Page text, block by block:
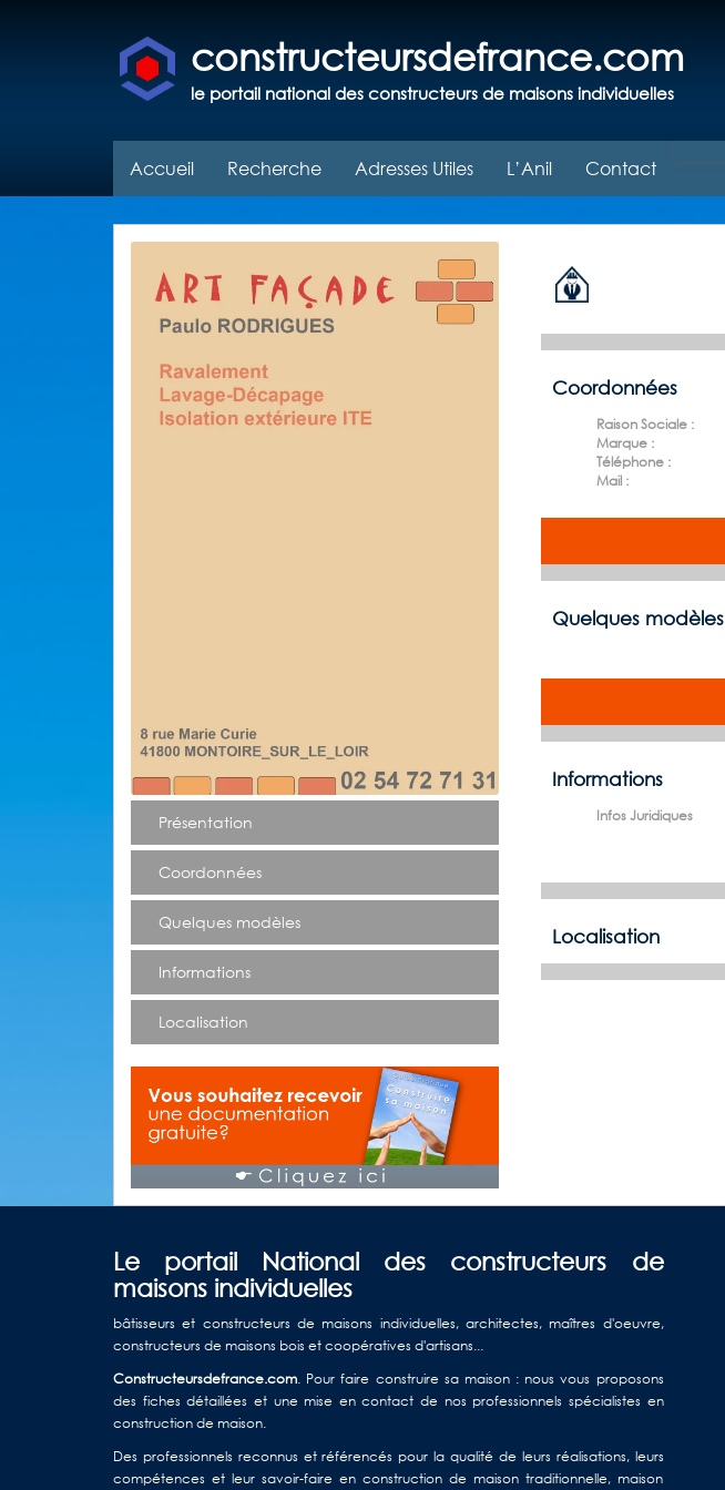
constructeursdefrance.com
le portail national des constructeurs de maisons individuelles
Accueil Recherche Adresses Utiles L’Anil Contact
Présentation
Coordonnées
Quelques modèles
Informations
Localisation
Coordonnées
Raison Sociale :
Marque :
Téléphone :
Mail :
Quelques modèles
Informations
Infos Juridiques
Localisation
Le portail National des constructeurs de
maisons individuelles
bâtisseurs et constructeurs de maisons individuelles, architectes, maîtres d'oeuvre,
constructeurs de maisons bois et coopératives d'artisans...
Constructeursdefrance.com. Pour faire construire sa maison : nous vous proposons
des fiches détaillées et une mise en contact de nos professionnels spécialistes en
construction de maison.
Des professionnels reconnus et référencés pour la qualité de leurs réalisations, leurs
compétences et leur savoir-faire en construction de maison traditionnelle, maison